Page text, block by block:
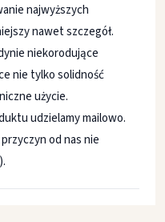
najwyższych
nawet szczegół.
niekorodujące
nie tylko solidność
użycie.
udzielamy mailowo.
od nas nie